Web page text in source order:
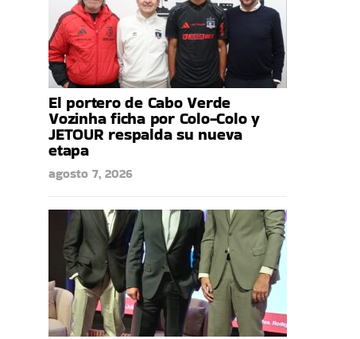
El portero de Cabo Verde
Vozinha ficha por Colo-Colo y
JETOUR respalda su nueva
etapa
agosto 7, 2026